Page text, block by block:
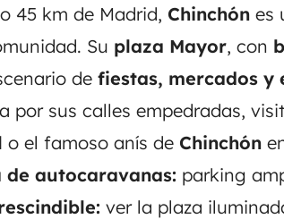
45 km de Madrid, Chinchón es
Su plaza Mayor, con
de fiestas, mercados y
por sus calles empedradas,
o el famoso anís de Chinchón
de autocaravanas: parking
ver la plaza